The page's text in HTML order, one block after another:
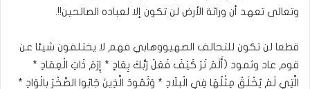
وتعالى تعهد أن وراثة الأرض لن تكون إلا لعباده الصالحين!!.
قطعا لن تكون للتحالف الصهيووهابي فهم لا يختلفون شيئا عن
قوم عاد وثمود (أَلَمْ تَرَ كَيْفَ فَعَلَ رَبُّكَ بِعَادٍ * إِرَمَ ذَاتِ الْعِمَادِ *
الَّتِي لَمْ يُخْلَقْ مِثْلُهَا فِي الْبِلَادِ * وَثَمُودَ الَّذِينَ جَابُوا الصَّخْرَ بِالْوَادِ *